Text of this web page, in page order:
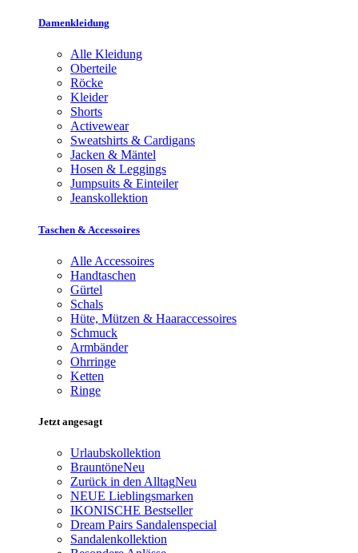
Damenkleidung
Alle Kleidung
Oberteile
Röcke
Kleider
Shorts
Activewear
Sweatshirts & Cardigans
Jacken & Mäntel
Hosen & Leggings
Jumpsuits & Einteiler
Jeanskollektion
Taschen & Accessoires
Alle Accessoires
Handtaschen
Gürtel
Schals
Hüte, Mützen & Haaraccessoires
Schmuck
Armbänder
Ohrringe
Ketten
Ringe
Jetzt angesagt
Urlaubskollektion
BrauntöneNeu
Zurück in den AlltagNeu
NEUE Lieblingsmarken
IKONISCHE Bestseller
Dream Pairs Sandalenspecial
Sandalenkollektion